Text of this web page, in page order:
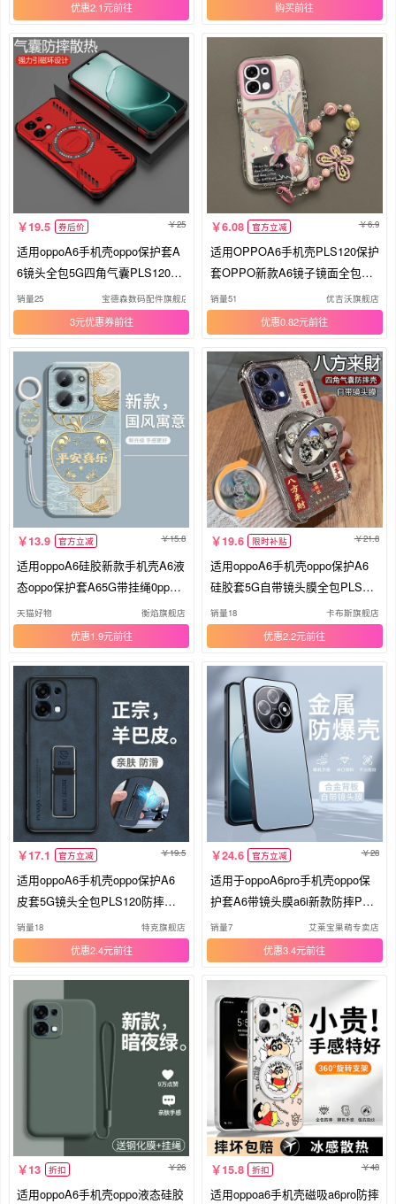
优惠2.1元 购买
19.5 券后价 25
适用oppoA6手机壳oppo保护套A
6镜头全包5G四角气囊PLS120防
摔磨砂硬壳opa6男女65g散热opp
opls新款磁吸高级感
销量25 宝德森数码配件旗舰店
3元优惠券
6.08 官方立减 6.9
适用OPPOA6手机壳PLS120保护
套OPPO新款A6镜子镜面全包防
摔5G高级感OPPOPLS外壳OPA
0PP0OPPA65G男女彩花蝴蝶
销量51 优吉沃旗舰店
优惠0.82元
13.9 官方立减 15.8
适用oppoA6硅胶新款手机壳A6液
态oppo保护套A65G带挂绳0pp0
软壳oppa男女opopa外壳PLS120
全包防摔简约后外壳
天猫好物 衡焰旗舰店
优惠1.9元
19.6 限时补贴 21.8
适用oppoA6手机壳oppo保护A6
硅胶套5G自带镜头膜全包PLS12
0气囊防摔透明opa6软65g支架op
popls男女高级感新款
销量18 卡布斯旗舰店
优惠2.2元
17.1 官方立减 19.5
适用oppoA6手机壳oppo保护A6
皮套5G镜头全包PLS120防摔磨
砂opa6硅胶软65g高级感老年人o
ppopls男女新款带支架
销量18 特克旗舰店
优惠2.4元
24.6 官方立减 28
适用于oppoA6pro手机壳oppo保
护套A6带镜头膜a6i新款防摔PLN
110铝合金属PLS120男女PKW高
档por磨砂简约外壳
销量7 艾莱宝果萌专卖店
优惠3.4元
13 折扣 26
适用oppoA6手机壳oppo液态硅胶
15.8 折扣 48
适用oppoa6手机壳磁吸a6pro防摔